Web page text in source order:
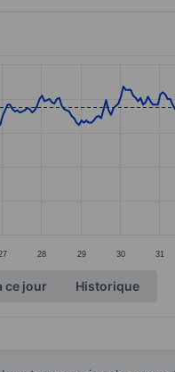
28 29 30 31
ce jour Historique